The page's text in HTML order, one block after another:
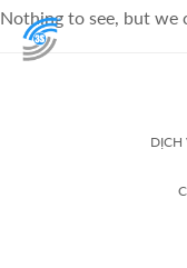
Nothing to see, but we
DỊCH